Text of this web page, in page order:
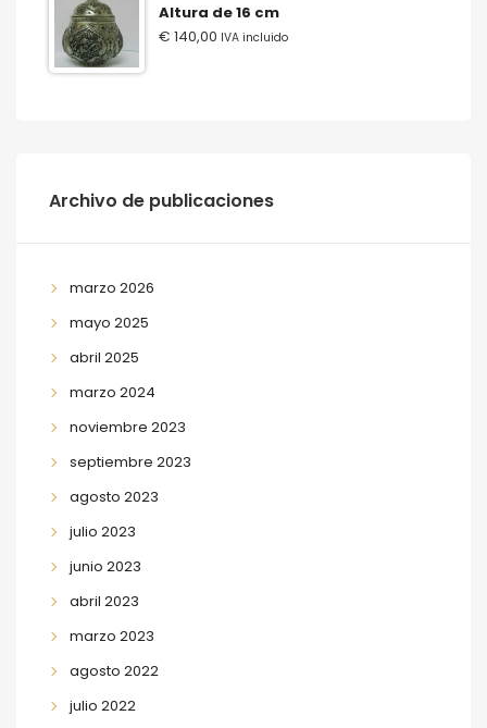
Altura de 16 cm
€ 140,00 IVA incluido
Archivo de publicaciones
marzo 2026
mayo 2025
abril 2025
marzo 2024
noviembre 2023
septiembre 2023
agosto 2023
julio 2023
junio 2023
abril 2023
marzo 2023
agosto 2022
julio 2022